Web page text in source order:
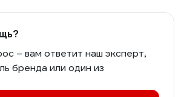
– вам ответит наш эксперт,
бренда или один из